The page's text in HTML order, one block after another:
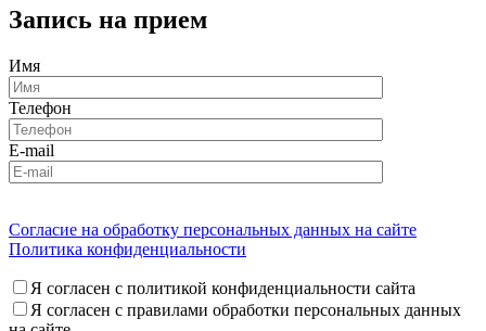
Запись на прием
Имя
Телефон
E-mail
Согласие на обработку персональных данных на сайте
Политика конфиденциальности
Я согласен с политикой конфиденциальности сайта
Я согласен с правилами обработки персональных данных